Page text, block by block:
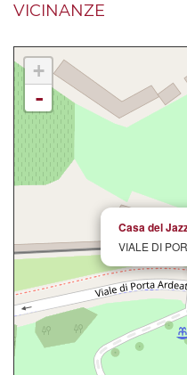
VICINANZE
Casa del
VIALE DI
+
-